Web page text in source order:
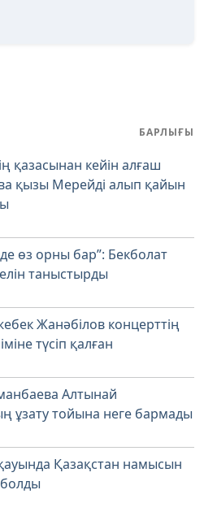
БАРЛЫҒЫ
қазасынан кейін алғаш
қызы Мерейді алып қайын
өз орны бар”: Бекболат
таныстырды
Жанәбілов концерттің
түсіп қалған
Алтынай
ұзату тойына неге бармады
Қазақстан намысын
болды